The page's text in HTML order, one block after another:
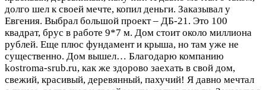
долго шел к своей мечте, копил деньги. Заказывал у
Евгения. Выбрал большой проект – ДБ-21. Это 100
квадрат, брус в работе 9*7 м. Дом стоит около миллиона
рублей. Еще плюс фундамент и крыша, но там уже не
существенно. Дом вышел… Благодарю компанию
kostroma-srub.ru, как же здорово заехать в свой дом,
свежий, красивый, деревянный, пахучий! Я давно мечтал